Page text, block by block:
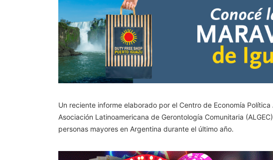
Un reciente informe elaborado por el Centro de Economía
Asociación Latinoamericana de Gerontología Comunitaria
personas mayores en Argentina durante el último año.